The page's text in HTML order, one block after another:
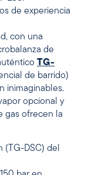
de experiencia
con una
de
TG-
de barrido)
inimaginables.
opcional y
gas ofrecen la
(TG-DSC) del